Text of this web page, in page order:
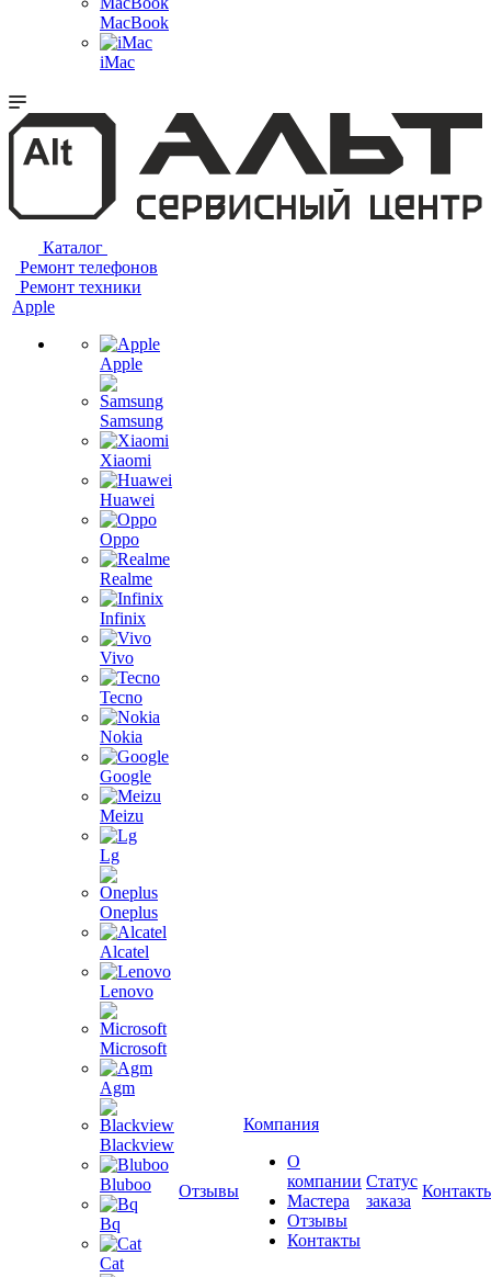
MacBook
iMac
Каталог
Ремонт телефонов
Ремонт техники
Apple
Apple
Samsung
Xiaomi
Huawei
Oppo
Realme
Infinix
Vivo
Tecno
Nokia
Google
Meizu
Lg
Oneplus
Alcatel
Lenovo
Microsoft
Agm
Blackview
Bluboo
Bq
Cat
Отзывы
Компания
О
компании
Мастера
Отзывы
Контакты
Статус
заказа